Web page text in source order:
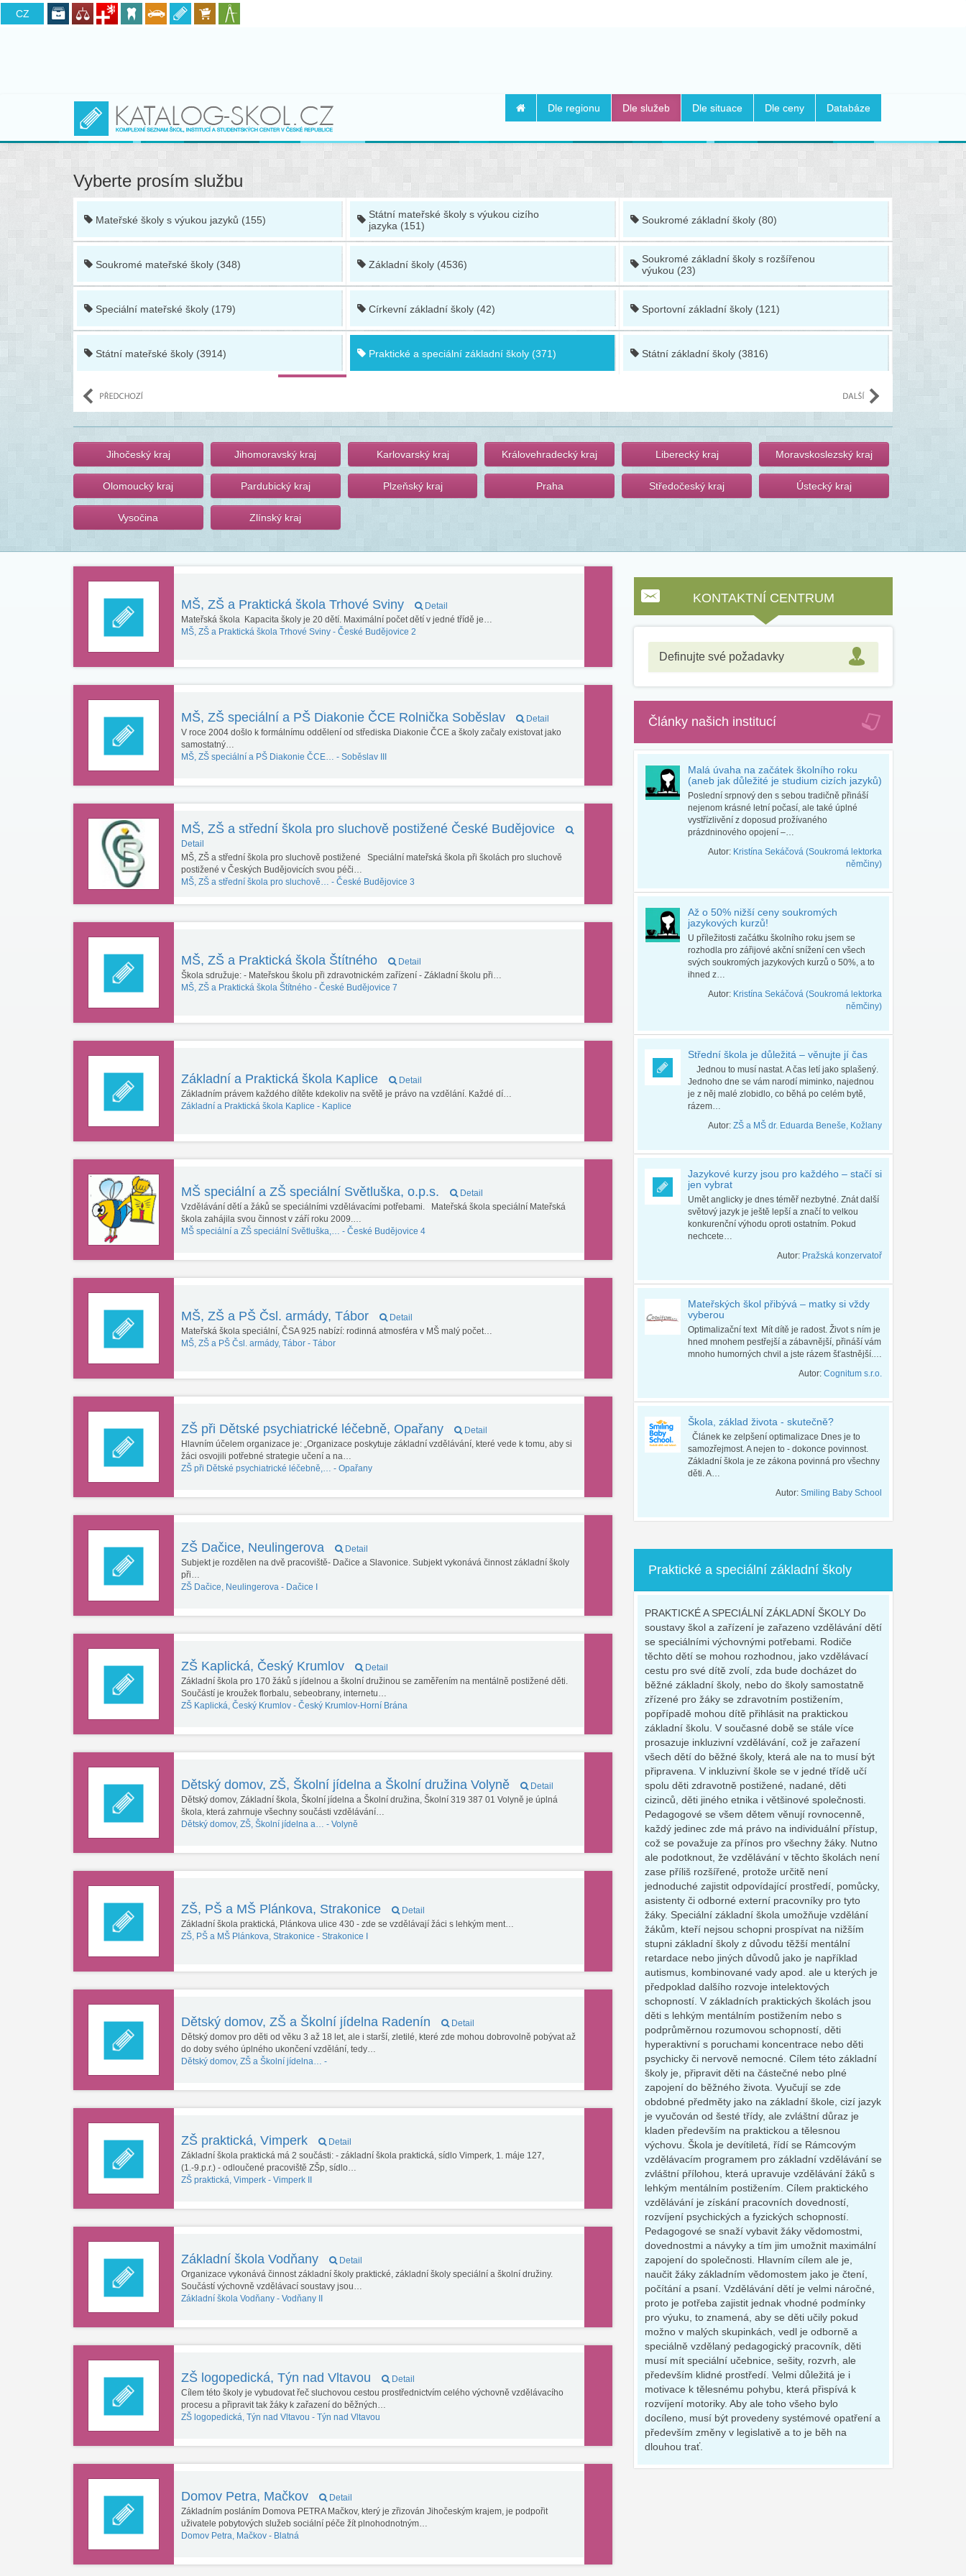
CZ
SK
Dle regionu Dle služeb Dle situace Dle ceny Databáze
Vyberte prosím službu
Mateřské školy s výukou jazyků (155)
Soukromé mateřské školy (348)
Speciální mateřské školy (179)
Státní mateřské školy (3914)
Státní mateřské školy s výukou cizího
jazyka (151)
Základní školy (4536)
Církevní základní školy (42)
Praktické a speciální základní školy (371)
Soukromé základní školy (80)
Soukromé základní školy s rozšířenou
výukou (23)
Sportovní základní školy (121)
Státní základní školy (3816)
Jihočeský kraj Jihomoravský kraj Karlovarský kraj Královehradecký kraj Liberecký kraj Moravskoslezský kraj
Olomoucký kraj Pardubický kraj Plzeňský kraj Praha Středočeský kraj Ústecký kraj
Vysočina Zlínský kraj
MŠ, ZŠ a Praktická škola Trhové Sviny
Detail
Mateřská škola Kapacita školy je 20 dětí. Maximální počet dětí v jedné třídě je…
MŠ, ZŠ a Praktická škola Trhové Sviny - České Budějovice 2
MŠ, ZŠ speciální a PŠ Diakonie ČCE Rolnička Soběslav
Detail
V roce 2004 došlo k formálnímu oddělení od střediska Diakonie ČCE a školy začaly existovat jako
samostatný…
MŠ, ZŠ speciální a PŠ Diakonie ČCE… - Soběslav III
MŠ, ZŠ a střední škola pro sluchově postižené České Budějovice
Detail
MŠ, ZŠ a střední škola pro sluchově postižené Speciální mateřská škola při školách pro sluchově
postižené v Českých Budějovicích svou péči…
MŠ, ZŠ a střední škola pro sluchově… - České Budějovice 3
MŠ, ZŠ a Praktická škola Štítného
Detail
Škola sdružuje: - Mateřskou školu při zdravotnickém zařízení - Základní školu při…
MŠ, ZŠ a Praktická škola Štítného - České Budějovice 7
Základní a Praktická škola Kaplice
Detail
Základním právem každého dítěte kdekoliv na světě je právo na vzdělání. Každé dí…
Základní a Praktická škola Kaplice - Kaplice
MŠ speciální a ZŠ speciální Světluška, o.p.s.
Detail
Vzdělávání dětí a žáků se speciálními vzdělávacími potřebami. Mateřská škola speciální Mateřská
škola zahájila svou činnost v září roku 2009.…
MŠ speciální a ZŠ speciální Světluška,… - České Budějovice 4
MŠ, ZŠ a PŠ Čsl. armády, Tábor
Detail
Mateřská škola speciální, ČSA 925 nabízí: rodinná atmosféra v MŠ malý počet…
MŠ, ZŠ a PŠ Čsl. armády, Tábor - Tábor
ZŠ při Dětské psychiatrické léčebně, Opařany
Detail
Hlavním účelem organizace je: „Organizace poskytuje základní vzdělávání, které vede k tomu, aby si
žáci osvojili potřebné strategie učení a na…
ZŠ při Dětské psychiatrické léčebně,… - Opařany
ZŠ Dačice, Neulingerova
Detail
Subjekt je rozdělen na dvě pracoviště- Dačice a Slavonice. Subjekt vykonává činnost základní školy
při…
ZŠ Dačice, Neulingerova - Dačice I
ZŠ Kaplická, Český Krumlov
Detail
Základní škola pro 170 žáků s jídelnou a školní družinou se zaměřením na mentálně postižené děti.
Součástí je kroužek florbalu, sebeobrany, internetu…
ZŠ Kaplická, Český Krumlov - Český Krumlov-Horní Brána
Dětský domov, ZŠ, Školní jídelna a Školní družina Volyně
Detail
Dětský domov, Základní škola, Školní jídelna a Školní družina, Školní 319 387 01 Volyně je úplná
škola, která zahrnuje všechny součásti vzdělávání…
Dětský domov, ZŠ, Školní jídelna a… - Volyně
ZŠ, PŠ a MŠ Plánkova, Strakonice
Detail
Základní škola praktická, Plánkova ulice 430 - zde se vzdělávají žáci s lehkým ment…
ZŠ, PŠ a MŠ Plánkova, Strakonice - Strakonice I
Dětský domov, ZŠ a Školní jídelna Radenín
Detail
Dětský domov pro děti od věku 3 až 18 let, ale i starší, zletilé, které zde mohou dobrovolně pobývat až
do doby svého úplného ukončení vzdělání, tedy…
Dětský domov, ZŠ a Školní jídelna… -
ZŠ praktická, Vimperk
Detail
Základní škola praktická má 2 součásti: - základní škola praktická, sídlo Vimperk, 1. máje 127,
(1.-9.p.r.) - odloučené pracoviště ZŠp, sídlo…
ZŠ praktická, Vimperk - Vimperk II
Základní škola Vodňany
Detail
Organizace vykonává činnost základní školy praktické, základní školy speciální a školní družiny.
Součástí výchovně vzdělávací soustavy jsou…
Základní škola Vodňany - Vodňany II
ZŠ logopedická, Týn nad Vltavou
Detail
Cílem této školy je vybudovat řeč sluchovou cestou prostřednictvím celého výchovně vzdělávacího
procesu a připravit tak žáky k zařazení do běžných…
ZŠ logopedická, Týn nad Vltavou - Týn nad Vltavou
Domov Petra, Mačkov
Detail
Základním posláním Domova PETRA Mačkov, který je zřizován Jihočeským krajem, je podpořit
uživatele pobytových služeb sociální péče žít plnohodnotným…
Domov Petra, Mačkov - Blatná
KONTAKTNÍ CENTRUM
Definujte své požadavky
Články našich institucí
Malá úvaha na začátek školního roku
(aneb jak důležité je studium cizích jazyků)
Poslední srpnový den s sebou tradičně přináší
nejenom krásné letní počasí, ale také úplné
vystřízlivění z doposud prožívaného
prázdninového opojení –…
Autor: Kristína Sekáčová (Soukromá lektorka
němčiny)
Až o 50% nižší ceny soukromých
jazykových kurzů!
U příležitosti začátku školního roku jsem se
rozhodla pro zářijové akční snížení cen všech
svých soukromých jazykových kurzů o 50%, a to
ihned z…
Autor: Kristína Sekáčová (Soukromá lektorka
němčiny)
Střední škola je důležitá – věnujte jí čas
Jednou to musí nastat. A čas letí jako splašený.
Jednoho dne se vám narodí miminko, najednou
je z něj malé zlobidlo, co běhá po celém bytě,
rázem…
Autor: ZŠ a MŠ dr. Eduarda Beneše, Kožlany
Jazykové kurzy jsou pro každého – stačí si
jen vybrat
Umět anglicky je dnes téměř nezbytné. Znát další
světový jazyk je ještě lepší a značí to velkou
konkurenční výhodu oproti ostatním. Pokud
nechcete…
Autor: Pražská konzervatoř
Mateřských škol přibývá – matky si vždy
vyberou
Optimalizační text Mít dítě je radost. Život s ním je
hned mnohem pestřejší a zábavnější, přináší vám
mnoho humorných chvil a jste rázem šťastnější.…
Autor: Cognitum s.r.o.
Škola, základ života - skutečně?
Článek ke zelpšení optimalizace Dnes je to
samozřejmost. A nejen to - dokonce povinnost.
Základní škola je ze zákona povinná pro všechny
děti. A…
Autor: Smiling Baby School
Praktické a speciální základní školy
PRAKTICKÉ A SPECIÁLNÍ ZÁKLADNÍ ŠKOLY Do
soustavy škol a zařízení je zařazeno vzdělávání dětí
se speciálními výchovnými potřebami. Rodiče
těchto dětí se mohou rozhodnou, jako vzdělávací
cestu pro své dítě zvolí, zda bude docházet do
běžné základní školy, nebo do školy samostatně
zřízené pro žáky se zdravotním postižením,
popřípadě mohou dítě přihlásit na praktickou
základní školu. V současné době se stále více
prosazuje inkluzivní vzdělávání, což je zařazení
všech dětí do běžné školy, která ale na to musí být
připravena. V inkluzivní škole se v jedné třídě učí
spolu děti zdravotně postižené, nadané, děti
cizinců, děti jiného etnika i většinové společnosti.
Pedagogové se všem dětem věnují rovnocenně,
každý jedinec zde má právo na individuální přístup,
což se považuje za přínos pro všechny žáky. Nutno
ale podotknout, že vzdělávání v těchto školách není
zase příliš rozšířené, protože určitě není
jednoduché zajistit odpovídající prostředí, pomůcky,
asistenty či odborné externí pracovníky pro tyto
žáky. Speciální základní škola umožňuje vzdělání
žákům, kteří nejsou schopni prospívat na nižším
stupni základní školy z důvodu těžší mentální
retardace nebo jiných důvodů jako je například
autismus, kombinované vady apod. ale u kterých je
předpoklad dalšího rozvoje intelektových
schopností. V základních praktických školách jsou
děti s lehkým mentálním postižením nebo s
podprůměrnou rozumovou schopností, děti
hyperaktivní s poruchami koncentrace nebo děti
psychicky či nervově nemocné. Cílem této základní
školy je, připravit děti na částečné nebo plné
zapojení do běžného života. Vyučují se zde
obdobné předměty jako na základní škole, cizí jazyk
je vyučován od šesté třídy, ale zvláštní důraz je
kladen především na praktickou a tělesnou
výchovu. Škola je devítiletá, řídí se Rámcovým
vzdělávacím programem pro základní vzdělávání se
zvláštní přílohou, která upravuje vzdělávání žáků s
lehkým mentálním postižením. Cílem praktického
vzdělávání je získání pracovních dovedností,
rozvíjení psychických a fyzických schopností.
Pedagogové se snaží vybavit žáky vědomostmi,
dovednostmi a návyky a tím jim umožnit maximální
zapojení do společnosti. Hlavním cílem ale je,
naučit žáky základním vědomostem jako je čtení,
počítání a psaní. Vzdělávání dětí je velmi náročné,
proto je potřeba zajistit jednak vhodné podmínky
pro výuku, to znamená, aby se děti učily pokud
možno v malých skupinkách, vedl je odborně a
speciálně vzdělaný pedagogický pracovník, děti
musí mít speciální učebnice, sešity, rozvrh, ale
především klidné prostředí. Velmi důležitá je i
motivace k tělesnému pohybu, která přispívá k
rozvíjení motoriky. Aby ale toho všeho bylo
docíleno, musí být provedeny systémové opatření a
především změny v legislativě a to je běh na
dlouhou trať.